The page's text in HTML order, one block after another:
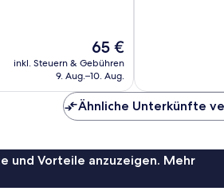
Der
Preis
beträgt
65 €
inkl. Steuern & Gebühren
9. Aug.–10. Aug.
Ähnliche Unterkünfte
und Vorteile anzuzeigen. Mehr